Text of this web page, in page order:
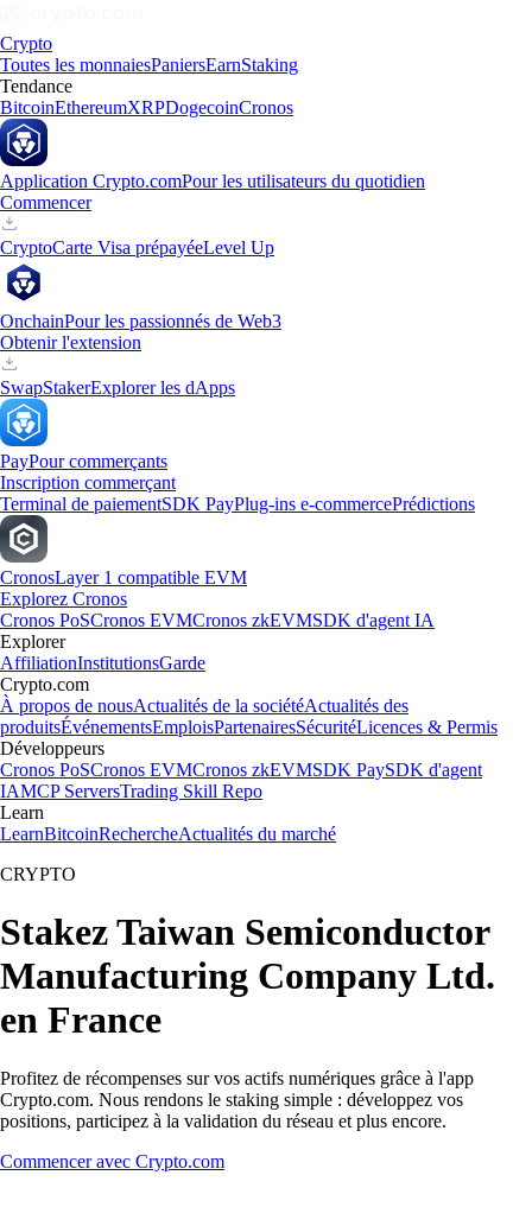
Crypto
Toutes les monnaiesPaniersEarnStaking
Tendance
BitcoinEthereumXRPDogecoinCronos
Application Crypto.comPour les utilisateurs du quotidien
Commencer
CryptoCarte Visa prépayéeLevel Up
OnchainPour les passionnés de Web3
Obtenir l'extension
SwapStakerExplorer les dApps
PayPour commerçants
Inscription commerçant
Terminal de paiementSDK PayPlug-ins e-commercePrédictions
CronosLayer 1 compatible EVM
Explorez Cronos
Cronos PoSCronos EVMCronos zkEVMSDK d'agent IA
Explorer
AffiliationInstitutionsGarde
Crypto.com
À propos de nousActualités de la sociétéActualités des
produitsÉvénementsEmploisPartenairesSécuritéLicences & Permis
Développeurs
Cronos PoSCronos EVMCronos zkEVMSDK PaySDK d'agent
IAMCP ServersTrading Skill Repo
Learn
LearnBitcoinRechercheActualités du marché
CRYPTO
Stakez Taiwan Semiconductor
Manufacturing Company Ltd.
en France
Profitez de récompenses sur vos actifs numériques grâce à l'app
Crypto.com. Nous rendons le staking simple : développez vos
positions, participez à la validation du réseau et plus encore.
Commencer avec Crypto.com